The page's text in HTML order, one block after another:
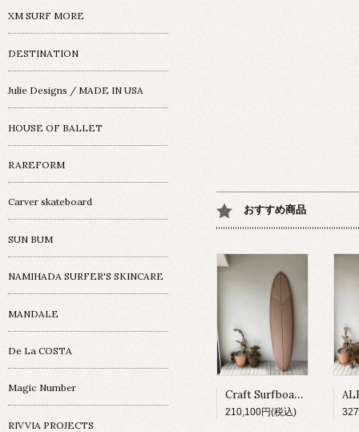
おすすめ商品
Craft Surfboard / Fresh Egg / 7'4"
210,100円(税込)
XM SURF MORE
DESTINATION
Julie Designs / MADE IN USA
HOUSE OF BALLET
RAREFORM
Carver skateboard
SUN BUM
NAMIHADA SURFER'S SKINCARE
MANDALE
De La COSTA
Magic Number
RIVVIA PROJECTS